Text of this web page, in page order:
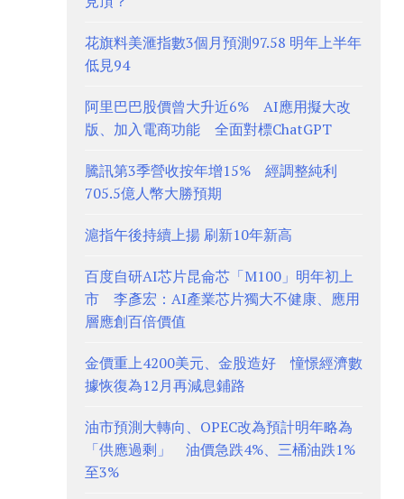
花旗料美滙指數3個月預測97.58 明年上半年
低見94
阿里巴巴股價曾大升近6% AI應用擬大改
版、加入電商功能 全面對標ChatGPT
騰訊第3季營收按年增15% 經調整純利
705.5億人幣大勝預期
滬指午後持續上揚 刷新10年新高
百度自研AI芯片昆侖芯「M100」明年初上
市 李彥宏：AI產業芯片獨大不健康、應用
層應創百倍價值
金價重上4200美元、金股造好 憧憬經濟數
據恢復為12月再減息鋪路
油市預測大轉向、OPEC改為預計明年略為
「供應過剩」 油價急跌4%、三桶油跌1%
至3%